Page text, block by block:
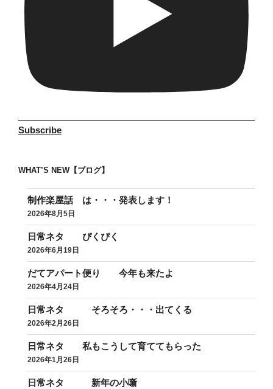
Subscribe
WHAT’S NEW【ブログ】
制作楽屋話 は・・・発表します！
2026年8月5日
日常ネタ ぴくぴく
2026年6月19日
だてアパート便り 今年も来たよ
2026年4月24日
日常ネタ そろそろ・・・出てくる
2026年2月26日
日常ネタ 私もこうして育ててもらった
2026年1月26日
日常ネタ 新年の小噺